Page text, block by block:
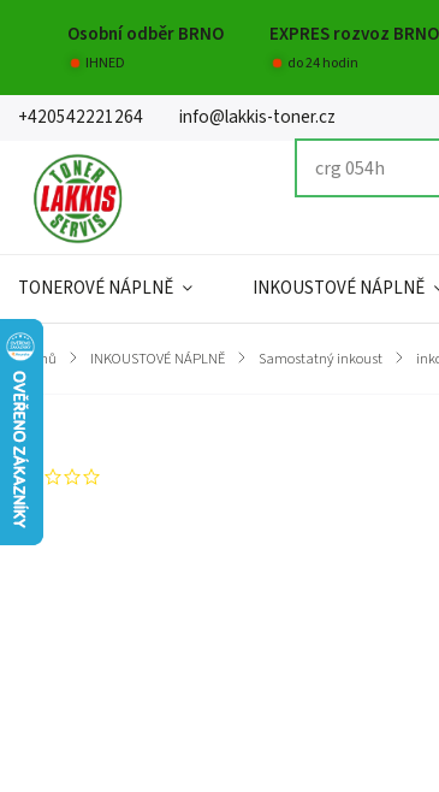
Osobní odběr BRNO EXPRES rozvoz BRNO
IHNED do 24 hodin
+420542221264 info@lakkis-toner.cz
TONEROVÉ NÁPLNĚ INKOUSTOVÉ NÁPLNĚ
Domů / INKOUSTOVÉ NÁPLNĚ / Samostatný inkoust /
Záruka
Značka: